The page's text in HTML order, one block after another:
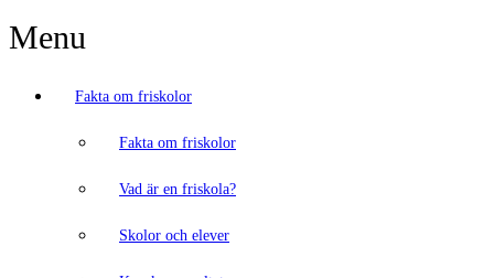
Menu
Fakta om friskolor
Fakta om friskolor
Vad är en friskola?
Skolor och elever